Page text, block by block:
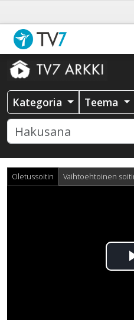
Kategoria Teema
Oletussoitin Vaihtoehtoinen